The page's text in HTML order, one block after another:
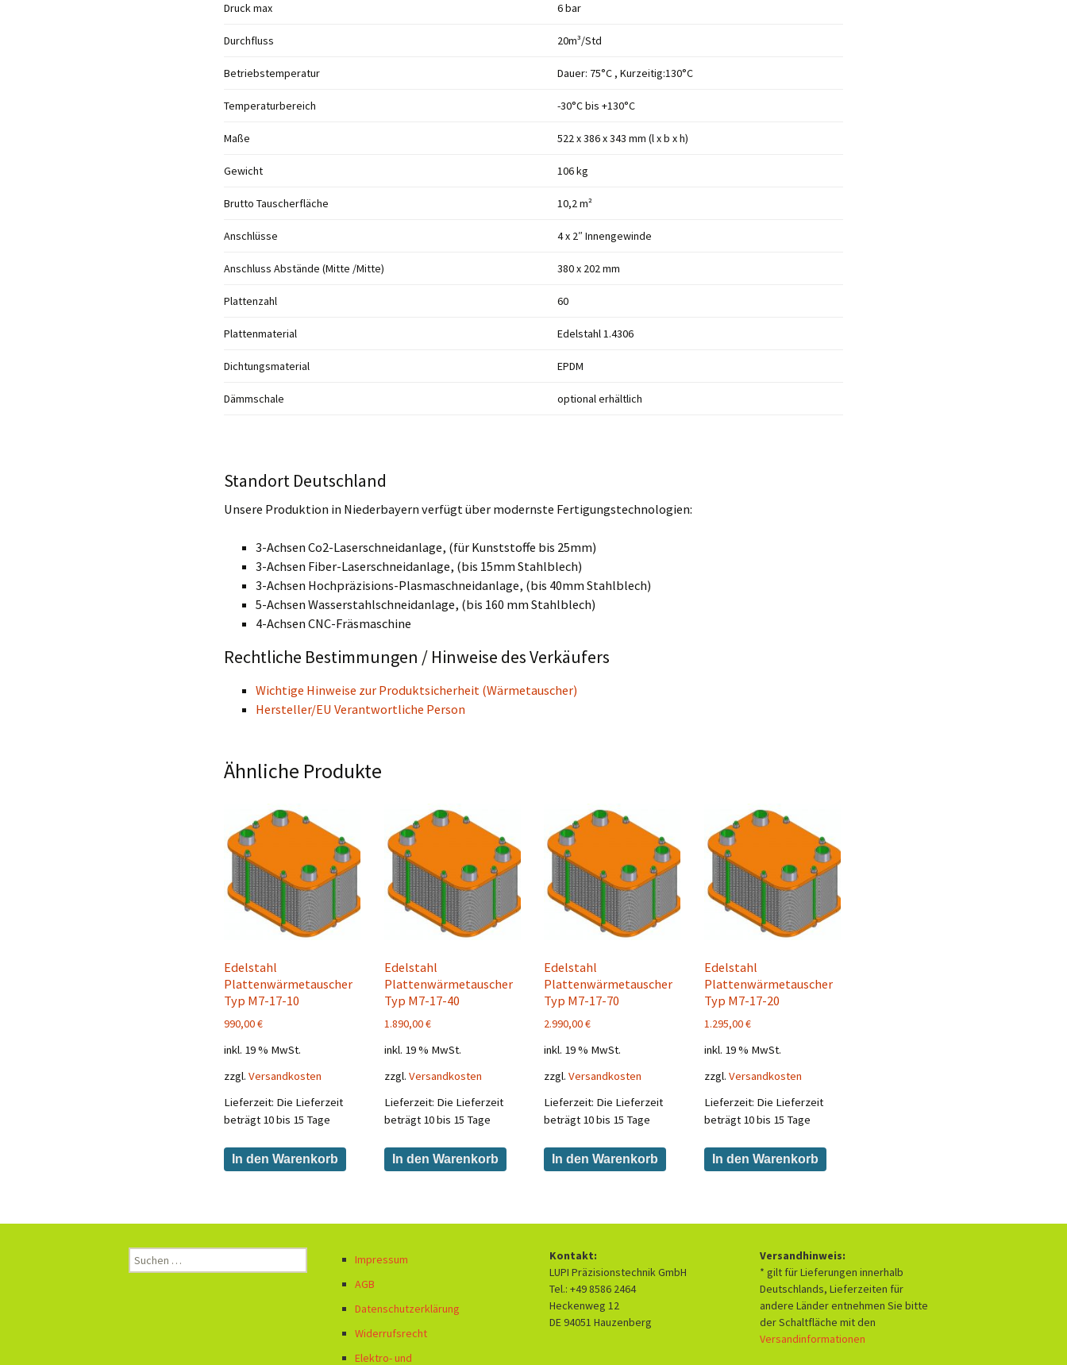
Druck max 6 bar
Durchfluss 20m³/Std
Betriebstemperatur Dauer: 75°C , Kurzeitig:130°C
Temperaturbereich -30°C bis +130°C
Maße 522 x 386 x 343 mm (l x b x h)
Gewicht 106 kg
Brutto Tauscherfläche 10,2 m²
Anschlüsse 4 x 2″ Innengewinde
Anschluss Abstände (Mitte /Mitte) 380 x 202 mm
Plattenzahl 60
Plattenmaterial Edelstahl 1.4306
Dichtungsmaterial EPDM
Dämmschale optional erhältlich
Standort Deutschland
Unsere Produktion in Niederbayern verfügt über modernste Fertigungstechnologien:
3-Achsen Co2-Laserschneidanlage, (für Kunststoffe bis 25mm)
3-Achsen Fiber-Laserschneidanlage, (bis 15mm Stahlblech)
3-Achsen Hochpräzisions-Plasmaschneidanlage, (bis 40mm Stahlblech)
5-Achsen Wasserstahlschneidanlage, (bis 160 mm Stahlblech)
4-Achsen CNC-Fräsmaschine
Rechtliche Bestimmungen / Hinweise des Verkäufers
Wichtige Hinweise zur Produktsicherheit (Wärmetauscher)
Hersteller/EU Verantwortliche Person
Ähnliche Produkte
Edelstahl
Plattenwärmetauscher
Typ M7-17-10
990,00€
inkl. 19 % MwSt.
zzgl. Versandkosten
Lieferzeit: Die Lieferzeit
beträgt 10 bis 15 Tage
In den Warenkorb
Edelstahl
Plattenwärmetauscher
Typ M7-17-40
1.890,00€
inkl. 19 % MwSt.
zzgl. Versandkosten
Lieferzeit: Die Lieferzeit
beträgt 10 bis 15 Tage
In den Warenkorb
Edelstahl
Plattenwärmetauscher
Typ M7-17-70
2.990,00€
inkl. 19 % MwSt.
zzgl.Versandkosten
Lieferzeit: Die Lieferzeit
beträgt 10 bis 15 Tage
In den Warenkorb
Edelstahl
Plattenwärmetauscher
Typ M7-17-20
1.295,00€
inkl. 19 % MwSt.
zzgl. Versandkosten
Lieferzeit: Die Lieferzeit
beträgt 10 bis 15 Tage
In den Warenkorb
Suchen
nach:
Impressum
AGB
Datenschutzerklärung
Widerrufsrecht
Elektro- und
Kontakt:
LUPI Präzisionstechnik GmbH
Tel.: +49 8586 2464
Heckenweg 12
DE 94051 Hauzenberg
Versandhinweis:
* gilt für Lieferungen innerhalb
Deutschlands, Lieferzeiten für
andere Länder entnehmen Sie bitte
der Schaltfläche mit den
Versandinformationen